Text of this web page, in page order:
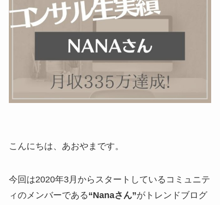
こんにちは、あおやまです。
今回は2020年3月からスタートしているコミュニテ
ィのメンバーである“Nanaさん”がトレンドブログ